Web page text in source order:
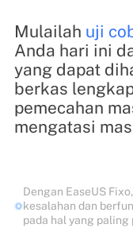
Mulailah uji
Anda hari ini
yang dapat
berkas
pemecahan
mengatasi
Dengan EaseUS
kesalahan dan
pada hal yang paling